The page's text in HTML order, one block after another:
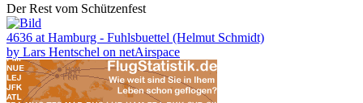
Der Rest vom Schützenfest
4636 at Hamburg - Fuhlsbuettel (Helmut Schmidt)
by Lars Hentschel on netAirspace